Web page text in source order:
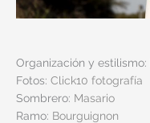
Organización y estilismo:
Fotos: Click10 fotografía
Sombrero: Masario
Ramo: Bourguignon